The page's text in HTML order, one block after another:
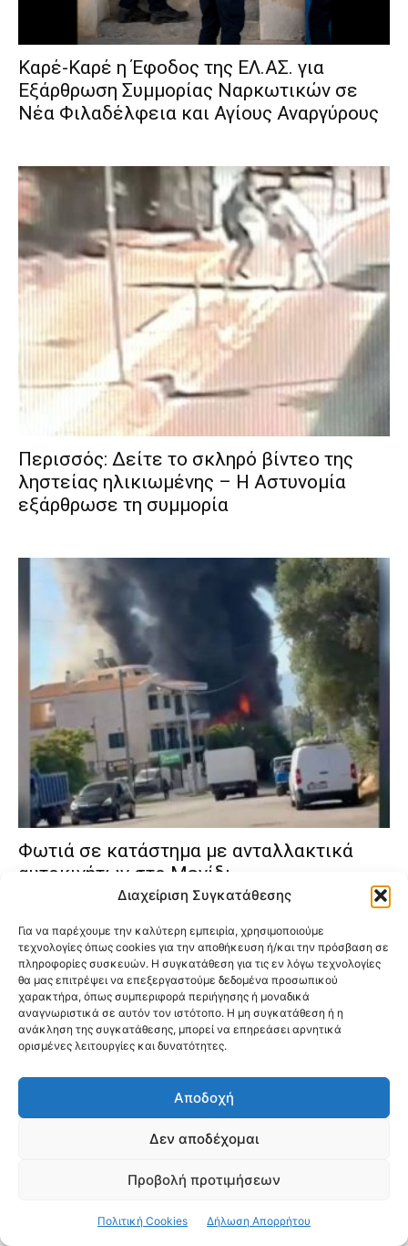
Διαχείριση Συγκατάθεσης
Για να παρέχουμε την καλύτερη εμπειρία, χρησιμοποιούμε
τεχνολογίες όπως cookies για την αποθήκευση ή/και την πρόσβαση σε
πληροφορίες συσκευών. Η συγκατάθεση για τις εν λόγω τεχνολογίες
θα μας επιτρέψει να επεξεργαστούμε δεδομένα προσωπικού
χαρακτήρα, όπως συμπεριφορά περιήγησης ή μοναδικά
αναγνωριστικά σε αυτόν τον ιστότοπο. Η μη συγκατάθεση ή η
ανάκληση της συγκατάθεσης, μπορεί να επηρεάσει αρνητικά
ορισμένες λειτουργίες και δυνατότητες.
Αποδοχή
Δεν αποδέχομαι
Προβολή προτιμήσεων
Πολιτική Cookies Δήλωση Απορρήτου
Καρέ-Καρέ η Έφοδος της ΕΛ.ΑΣ. για
Εξάρθρωση Συμμορίας Ναρκωτικών σε
Νέα Φιλαδέλφεια και Αγίους Αναργύρους
Περισσός: Δείτε το σκληρό βίντεο της
ληστείας ηλικιωμένης – Η Αστυνομία
εξάρθρωσε τη συμμορία
Φωτιά σε κατάστημα με ανταλλακτικά
αυτοκινήτων στο Μενίδι
Συνελήφθη ο οδηγός που γρονθοκόπησε